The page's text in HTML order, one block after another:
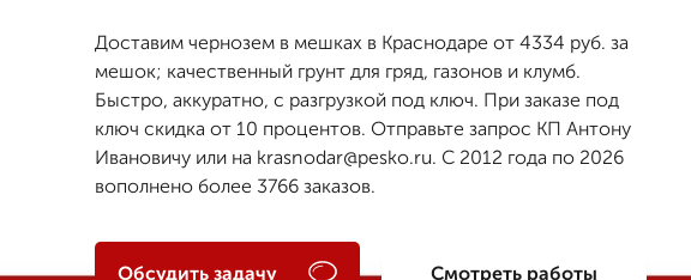
Доставим чернозем в мешках в Краснодаре от 4334 руб. за
мешок; качественный грунт для гряд, газонов и клумб.
Быстро, аккуратно, с разгрузкой под ключ. При заказе под
ключ скидка от 10 процентов. Отправьте запрос КП Антону
Ивановичу или на krasnodar@pesko.ru. С 2012 года по 2026
вополнено более 3766 заказов.
Обсудить задачу Смотреть работы